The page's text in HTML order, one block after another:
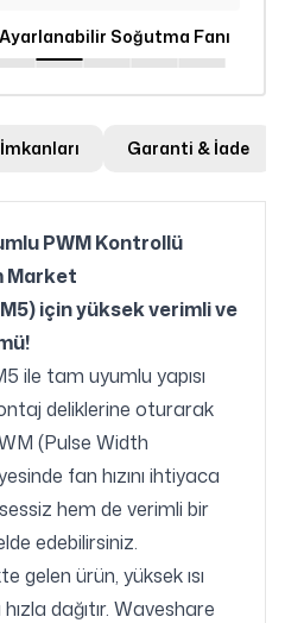
Ayarlanabilir Soğutma Fanı
Garanti & İade
PWM Kontrollü
Market
için yüksek verimli ve
ile tam uyumlu yapısı
deliklerine oturarak
(Pulse Width
fan hızını ihtiyaca
hem de verimli bir
edebilirsiniz.
gelen ürün, yüksek ısı
hızla dağıtır. Waveshare